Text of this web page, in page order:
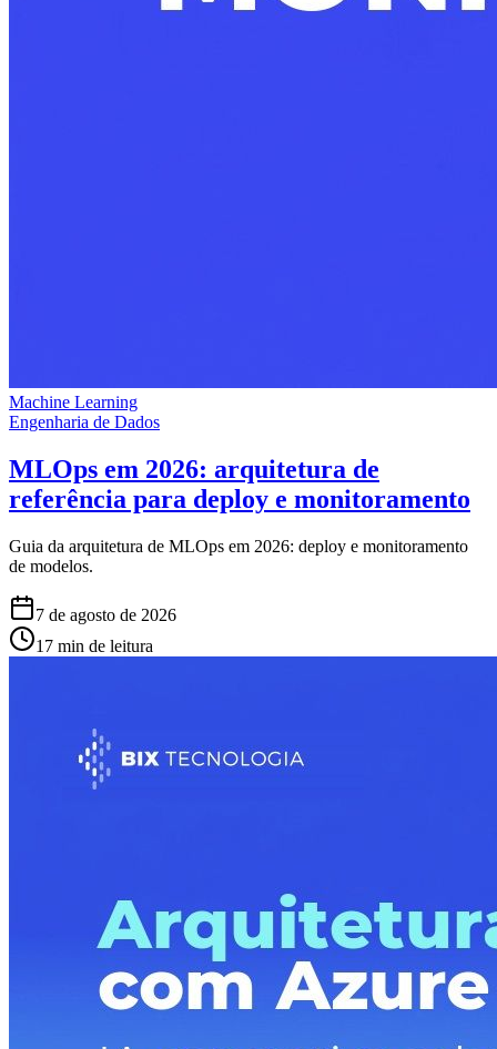
Machine Learning
Engenharia de Dados
MLOps em 2026: arquitetura de
referência para deploy e monitoramento
Guia da arquitetura de MLOps em 2026: deploy e monitoramento
de modelos.
7 de agosto de 2026
17 min de leitura